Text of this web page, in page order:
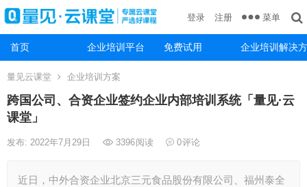
首页 企业培训平台 免费试用 企业培训解决
登录 注册 菜单
量见云课堂 企业培训方案
跨国公司、合资企业签约企业内部培训系统「量见·云
课堂」
发布: 2022年7月29日 3396阅读 0评论
近日，中外合资企业北京三元食品股份有限公司、福州泰全